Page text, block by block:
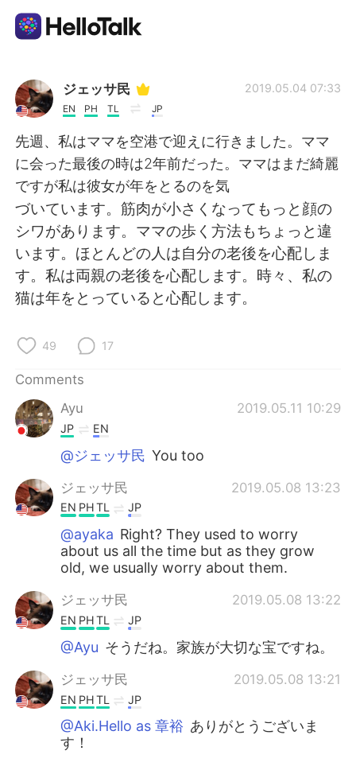
Language Exchange App
AI Grammar Checker
English
简体中文 繁體中文
Español العربية
Русский
Indonesia
Türkçe
Português
ジェッサ民
EN PH TL JP
2019.05.04 07:33
先週、私はママを空港で迎えに行きました。ママ
に会った最後の時は2年前だった。ママはまだ綺麗
ですが私は彼女が年をとるのを気
づいています。筋肉が小さくなってもっと顔の
シワがあります。ママの歩く方法もちょっと違
います。ほとんどの人は自分の老後を心配しま
す。私は両親の老後を心配します。時々、私の
猫は年をとっていると心配します。
49 17
Comments
Ayu
2019.05.11 10:29
JP EN
@ジェッサ民 You too
ジェッサ民 2019.05.08 13:23
EN PHTL JP
@ayaka Right? They used to worry
about us all the time but as they grow
old, we usually worry about them.
ジェッサ民 2019.05.08 13:22
EN PHTL JP
@Ayu そうだね。家族が大切な宝ですね。
ジェッサ民 2019.05.08 13:21
EN PHTL JP
@Aki.Hello as 章裕 ありがとうございま
す！